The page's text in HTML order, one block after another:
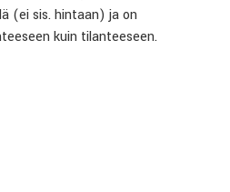
(ei sis. hintaan) ja on
kuin tilanteeseen.
kuulokelähtö
instrumenttitulo, 2 x 3.5mm
valitsin, bass, OD1/OD2-